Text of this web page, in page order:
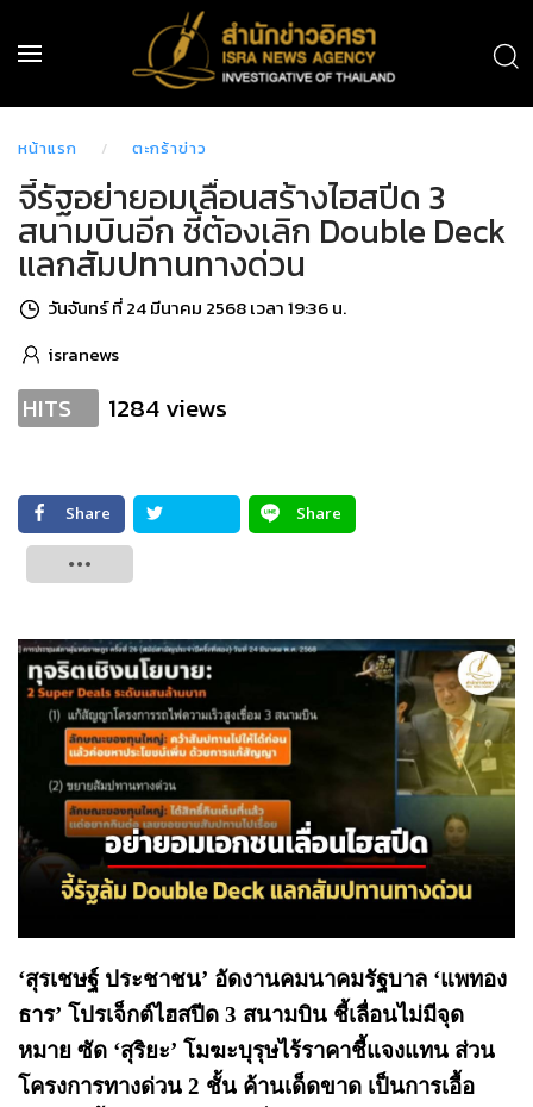
หน้าแรก ตะกร้าข่าว
จี้รัฐอย่ายอมเลื่อนสร้างไฮสปีด 3
สนามบินอีก ชี้ต้องเลิก Double Deck
แลกสัมปทานทางด่วน
วันจันทร์ ที่ 24 มีนาคม 2568 เวลา 19:36 น.
isranews
HITS 1284 views
Share
Share
‘สุรเชษฐ์ ประชาชน’ อัดงานคมนาคมรัฐบาล ‘แพทอง
ธาร’ โปรเจ็กต์ไฮสปีด 3 สนามบิน ชี้เลื่อนไม่มีจุด
หมาย ซัด ‘สุริยะ’ โมฆะบุรุษไร้ราคาชี้แจงแทน ส่วน
โครงการทางด่วน 2 ชั้น ค้านเด็ดขาด เป็นการเอื้อ